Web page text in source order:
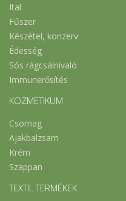
Ital
Fűszer
Készétel, konzerv
Édesség
Sós rágcsálnivaló
Immunerősítés
KOZMETIKUM
Csomag
Ajakbalzsam
Krém
Szappan
TEXTIL TERMÉKEK